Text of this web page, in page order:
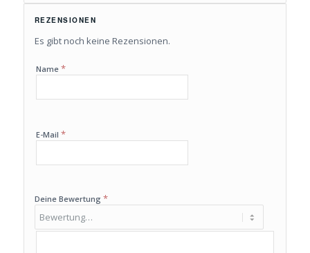
REZENSIONEN
Es gibt noch keine Rezensionen.
Name *
E-Mail *
Deine Bewertung *